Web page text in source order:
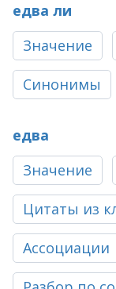
едва ли
Значение
Синонимы
едва
Значение
Цитаты из
Ассоциации